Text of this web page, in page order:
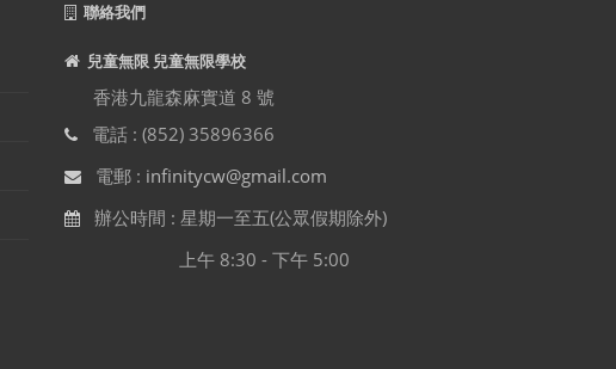
聯絡我們
兒童無限 兒童無限學校
香港九龍森麻實道 8 號
電話 : (852) 35896366
電郵 : infinitycw@gmail.com
辦公時間 : 星期一至五(公眾假期除外)
上午 8:30 - 下午 5:00